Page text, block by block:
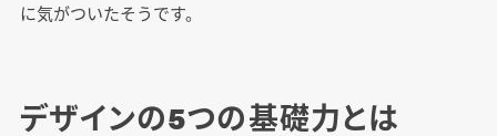
に気がついたそうです。
デザインの5つの基礎力とは